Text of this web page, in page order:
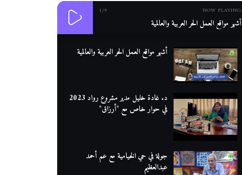
NOW PLAYING
1/9
أشهر مواقع العمل الحر العربية والعالمية
أشهر مواقع العمل الحر العربية والعالمية
د. غادة خليل مدير مشروع رواد 2023
في حوار خاص مع "أرزاق"
جولة في حي الخيامية مع عم أحمد
عبدالعظيم